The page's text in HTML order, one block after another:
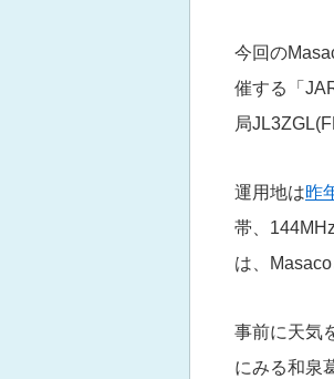
今回の
催する「
局
運用地は昨
帯、
は、
事前に天気
にみる和泉